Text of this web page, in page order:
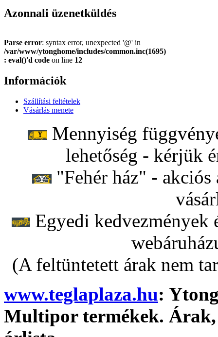
Azonnali üzenetküldés
Parse error: syntax error, unexpected '@' in
/var/www/ytonghome/includes/common.inc(1695)
: eval()'d code on line 12
Információk
Szállítási feltételek
Vásárlás menete
Mennyiség
lehetőség - kérjük
"Fehér ház" - akciós
Egyedi kedvezmények
(A feltüntetett árak nem
www.teglaplaza.hu:
Multipor termékek. Árak,